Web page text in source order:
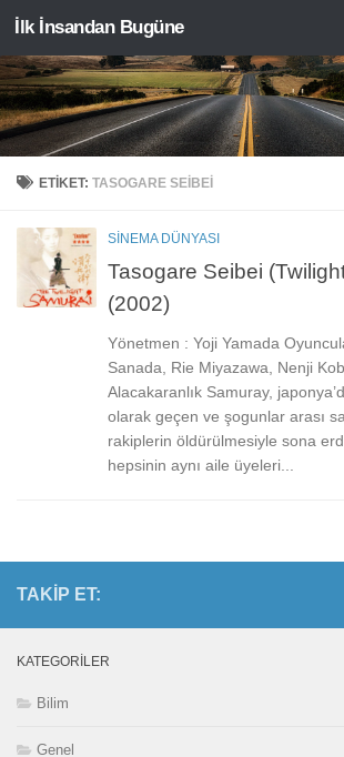
Skip to content
İlk İnsandan Bugüne
ETIKET:TASOGARE SEIBEI
SINEMA DÜNYASI
Tasogare Seibei
(2002)
Yönetmen : Yoji Yamada
Sanada, Rie Miyazawa, Nenji
Alacakaranlık Samuray,
olarak geçen ve şogunlar arası
rakiplerin öldürülmesiyle sona
hepsinin aynı aile üyeleri...
TAKIP ET:
KATEGORILER
Bilim
Genel